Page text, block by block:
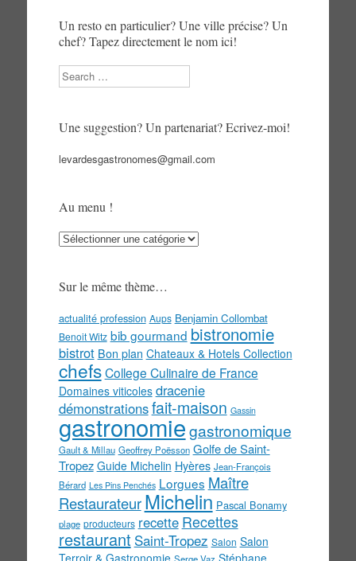
Un resto en particulier? Une ville précise? Un
chef? Tapez directement le nom ici!
Search
Une suggestion? Un partenariat? Ecrivez-moi!
levardesgastronomes@gmail.com
Au menu !
Au
Sur le même thème…
actualité profession Aups Benjamin Collombat
Benoit Witz bib gourmand bistronomie
bistrot Bon plan Chateaux & Hotels Collection
chefs College Culinaire de France
Domaines viticoles dracenie
démonstrationsfait-maison Gassin
gastronomiegastronomique
Gault & Millau Geoffrey Poësson Golfe de Saint-
Tropez Guide Michelin Hyères Jean-François
Bérard Les Pins Penchés Lorgues Maître
Restaurateur Michelin Pascal Bonamy
plage producteurs recette Recettes
restaurant Saint-Tropez Salon Salon
Terroir & Gastronomie
Stéphane